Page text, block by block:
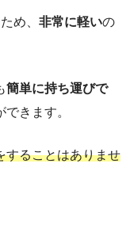
め、 非常に軽いの
簡単に持ち運びで
きます。
することはありませ